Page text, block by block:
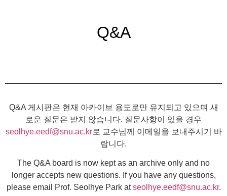
Q&A
Q&A 게시판은 현재 아카이브 용도로만 유지되고 있으며 새
로운 질문은 받지 않습니다. 질문사항이 있을 경우
seolhye.eedf@snu.ac.kr로 교수님께 이메일을 보내주시기 바
랍니다.
The Q&A board is now kept as an archive only and no
longer accepts new questions. If you have any questions,
please email Prof. Seolhye Park atseolhye.eedf@snu.ac.kr.